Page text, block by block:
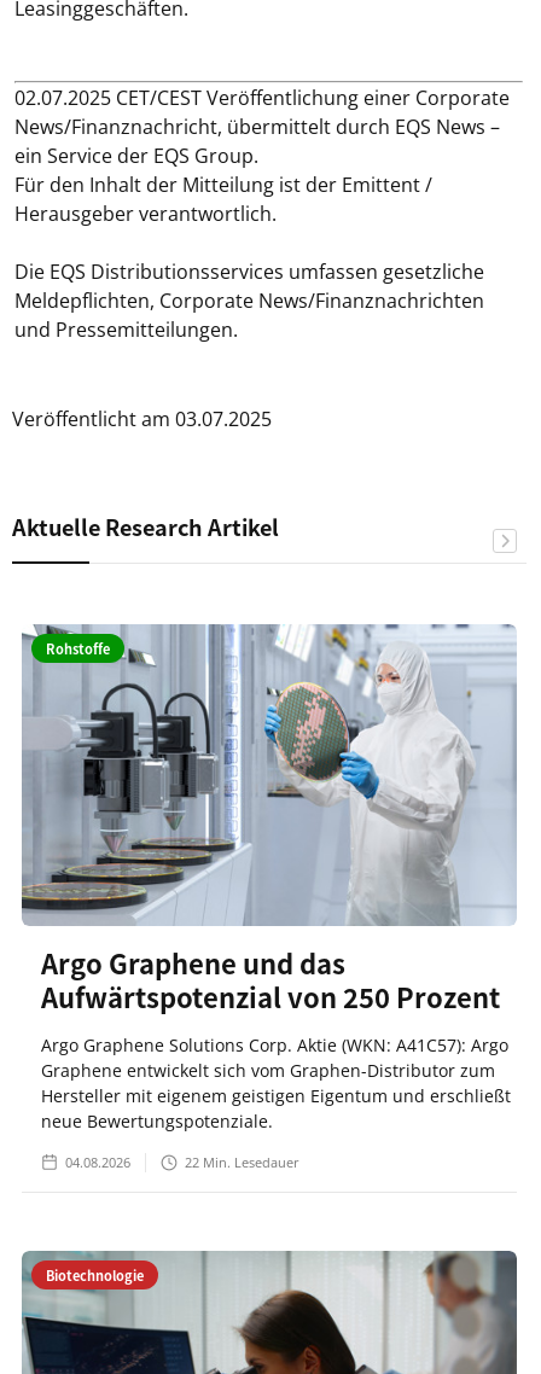
Leasinggeschäften.
02.07.2025 CET/CEST Veröffentlichung einer Corporate
News/Finanznachricht, übermittelt durch EQS News –
ein Service der EQS Group.
Für den Inhalt der Mitteilung ist der Emittent /
Herausgeber verantwortlich.
Die EQS Distributionsservices umfassen gesetzliche
Meldepflichten, Corporate News/Finanznachrichten
und Pressemitteilungen.
Veröffentlicht am 03.07.2025
Aktuelle Research Artikel
Rohstoffe
Argo Graphene und das
Aufwärtspotenzial von 250 Prozent
Argo Graphene Solutions Corp. Aktie (WKN: A41C57): Argo
Graphene entwickelt sich vom Graphen-Distributor zum
Hersteller mit eigenem geistigen Eigentum und erschließt
neue Bewertungspotenziale.
04.08.2026 22 Min. Lesedauer
Biotechnologie